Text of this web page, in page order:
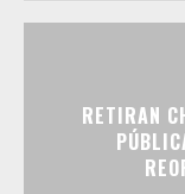
RETIRAN